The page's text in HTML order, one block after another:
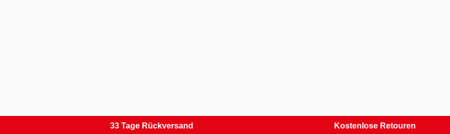
33 Tage Rückversand Kostenlose Retouren